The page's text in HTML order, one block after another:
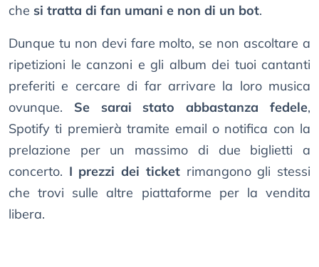
che si tratta di fan umani e non di un bot.
Dunque tu non devi fare molto, se non ascoltare a
ripetizioni le canzoni e gli album dei tuoi cantanti
preferiti e cercare di far arrivare la loro musica
ovunque. Se sarai stato abbastanza fedele,
Spotify ti premierà tramite email o notifica con la
prelazione per un massimo di due biglietti a
concerto. I prezzi dei ticketrimangono gli stessi
che trovi sulle altre piattaforme per la vendita
libera.